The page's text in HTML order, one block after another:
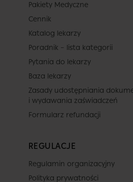
Pakiety Medyczne
Cennik
Katalog lekarzy
Poradnik – lista kategorii
Pytania do lekarzy
Baza lekarzy
Zasady udostępniania
i wydawania zaświadczeń
Formularz refundacji
REGULACJE
Regulamin organizacyjny
Polityka prywatności